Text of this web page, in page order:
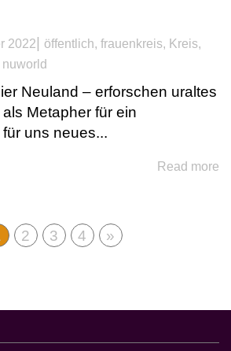
2022 öffentlich, frauenkreis, Kreis,
nuworld
Neuland – erforschen uraltes
Metapher für ein
uns neues...
Read more
2 3 4 »